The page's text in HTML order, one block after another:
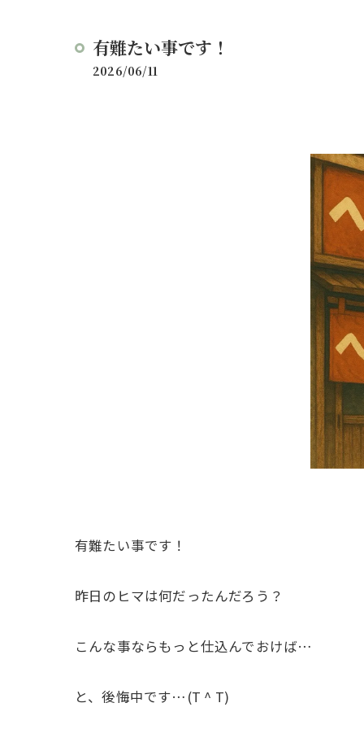
有難たい事です！
2026/06/11
有難たい事です！
昨日のヒマは何だったんだろう？
こんな事ならもっと仕込んでおけば…
と、後悔中です…(T ^ T)